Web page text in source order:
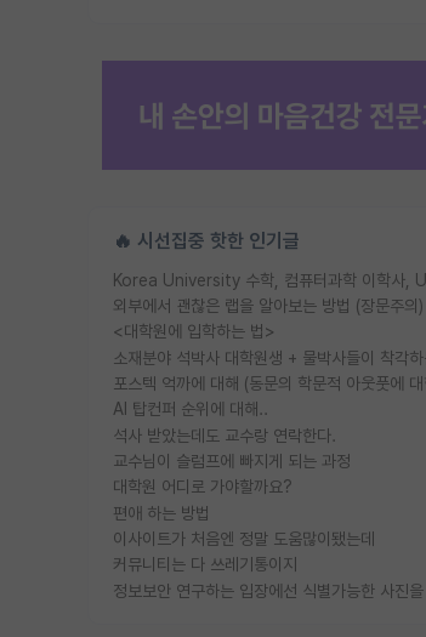
🔥 시선집중 핫한 인기글
외부에서 괜찮은 랩을 알아보는 방법 (장문주의)
<대학원에 입학하는 법>
소재분야 석박사 대학원생 + 물박사들이 착각하
AI 탑컨퍼 순위에 대해..
석사 받았는데도 교수랑 연락한다.
교수님이 슬럼프에 빠지게 되는 과정
대학원 어디로 가야할까요?
편애 하는 방법
이사이트가 처음엔 정말 도움많이됐는데
커뮤니티는 다 쓰레기통이지